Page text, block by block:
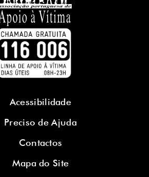
Acessibilidade
Preciso de Ajuda
Contactos
Mapa do Site